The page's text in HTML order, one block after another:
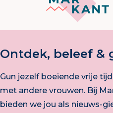
Ontdek, beleef &
Gun jezelf boeiende vrije
met andere vrouwen. Bij
bieden we jou als nieuws-